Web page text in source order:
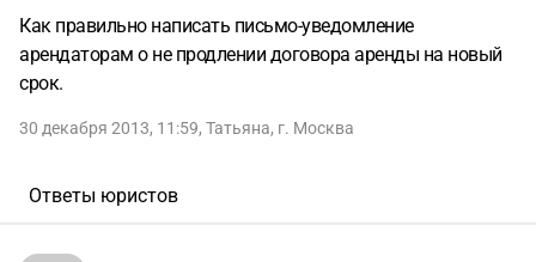
Как правильно написать письмо-уведомление
арендаторам о не продлении договора аренды на новый
срок.
30 декабря 2013, 11:59, Татьяна, г. Москва
Ответы юристов